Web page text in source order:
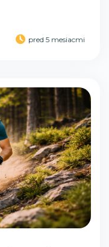
pred 5 mesiacmi